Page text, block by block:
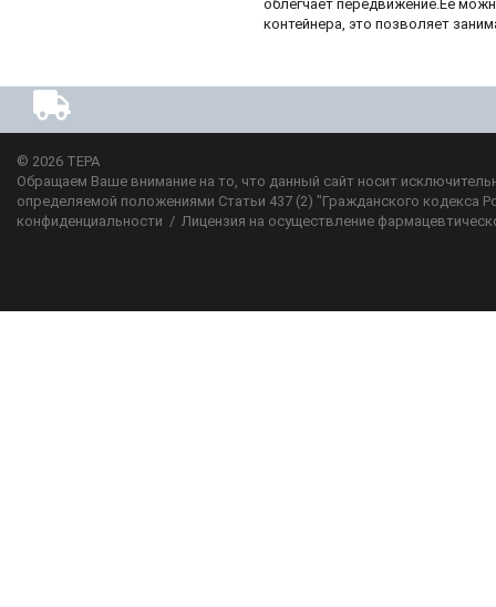
облегчает передвижение.Её
контейнера, это позволяет
© 2026 ТЕРА
Обращаем Ваше внимание на то, что данный сайт носит
определяемой положениями Статьи 437 (2) "Гражданского кодекса
конфиденциальности / Лицензия на осуществление